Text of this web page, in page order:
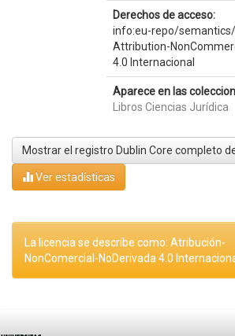
Derechos de acceso:
info:eu-repo/
Attribution-
4.0 Internacional
Aparece en las
Libros Ciencias Jurídica
Mostrar el registro Dublin Core completo
Ver estadísticas
La licencia se describe como: Atribución-
NonComercial-NoDerivada 4.0